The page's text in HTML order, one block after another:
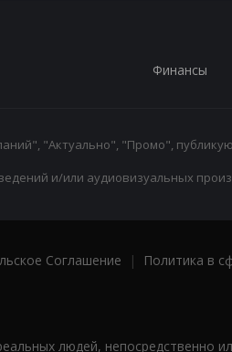
Финансы
"Актуально", "Промо",
и/или аудиовизуальных
Соглашение |
Политика в
людей, непосредственно